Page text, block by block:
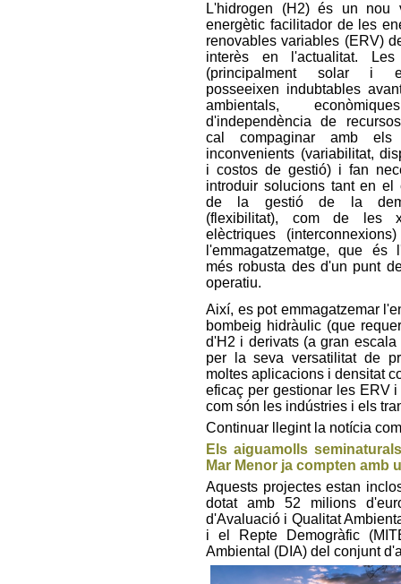
L'hidrogen (H2) és un nou
energètic facilitador de les
renovables variables (ERV)
interès en l'actualitat.
(principalment solar i
posseeixen indubtables
ambientals,
d'independència de
cal compaginar amb els
inconvenients (variabilitat,
i costos de gestió) i fan
introduir solucions tant en el
de la gestió de la
(flexibilitat), com de les
elèctriques
l'emmagatzematge, que és
més robusta des d'un punt
operatiu.
Així, es pot emmagatzemar
bombeig hidràulic (que
d'H2 i derivats (a gran
per la seva versatilitat de
moltes aplicacions i densitat
eficaç per gestionar les ERV
com són les indústries i els
Continuar llegint la notícia
Els aiguamolls
Mar Menor ja compten amb
Aquests projectes estan
dotat amb 52 milions
d'Avaluació i Qualitat
i el Repte Demogràfic
Ambiental (DIA) del conjunt